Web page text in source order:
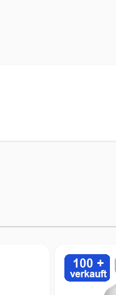
Bestellungen &
Sie uns direkt vom
Bestellung erhalten